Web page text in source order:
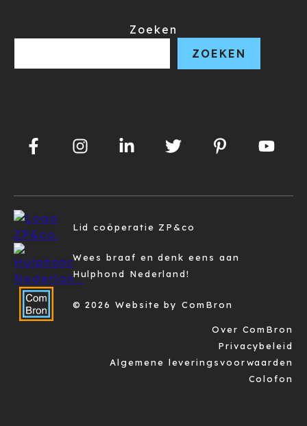
Zoeken
ZOEKEN
Lid coöperatie ZP&co
Wees braaf en denk eens aan
Hulphond Nederland!
© 2026 Website by ComBron
Over ComBron
Privacybeleid
Algemene leveringsvoorwaarden
Colofon